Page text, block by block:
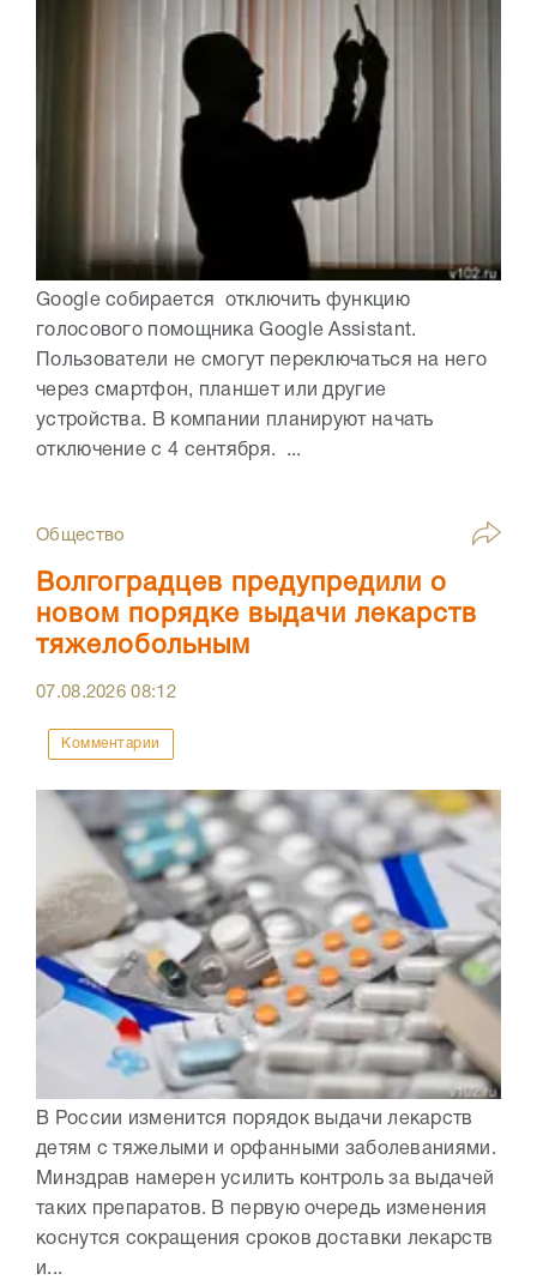
Google собирается отключить функцию
голосового помощника Google Assistant.
Пользователи не смогут переключаться на него
через смартфон, планшет или другие
устройства. В компании планируют начать
отключение с 4 сентября. ...
Общество
Волгоградцев предупредили о
новом порядке выдачи лекарств
тяжелобольным
07.08.202608:12
Комментарии
В России изменится порядок выдачи лекарств
детям с тяжелыми и орфанными заболеваниями.
Минздрав намерен усилить контроль за выдачей
таких препаратов. В первую очередь изменения
коснутся сокращения сроков доставки лекарств
и...